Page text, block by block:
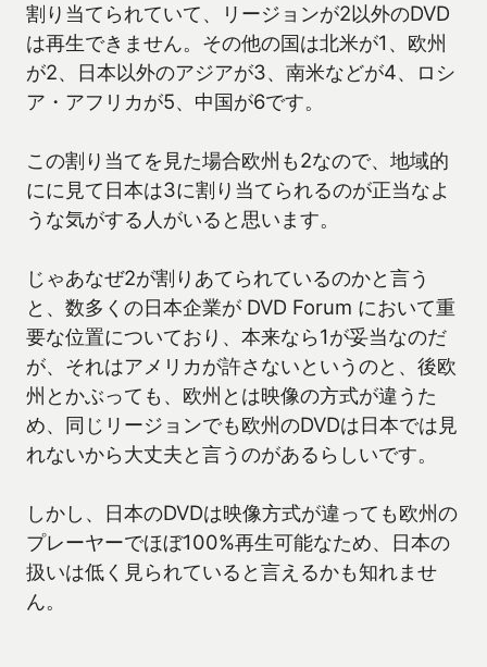
割り当てられていて、リージョンが2以外のDVD
は再生できません。その他の国は北米が1、欧州
が2、日本以外のアジアが3、南米などが4、ロシ
ア・アフリカが5、中国が6です。
この割り当てを見た場合欧州も2なので、地域的
にに見て日本は3に割り当てられるのが正当なよ
うな気がする人がいると思います。
じゃあなぜ2が割りあてられているのかと言う
と、数多くの日本企業が DVD Forum において重
要な位置についており、本来なら1が妥当なのだ
が、それはアメリカが許さないというのと、後欧
州とかぶっても、欧州とは映像の方式が違うた
め、同じリージョンでも欧州のDVDは日本では見
れないから大丈夫と言うのがあるらしいです。
しかし、日本のDVDは映像方式が違っても欧州の
プレーヤーでほぼ100%再生可能なため、日本の
扱いは低く見られていると言えるかも知れませ
ん。